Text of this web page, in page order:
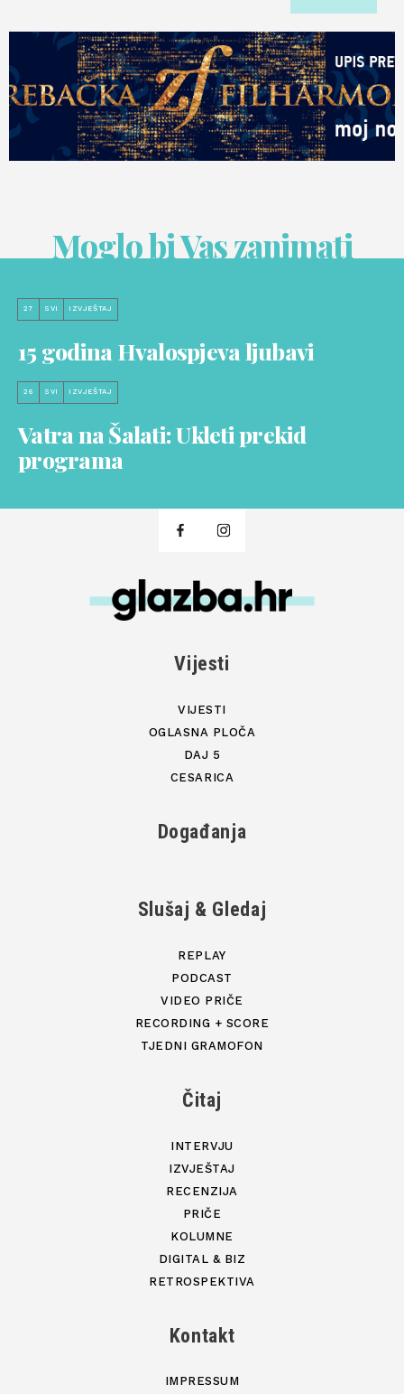
Moglo bi Vas zanimati
27 SVI IZVJEŠTAJ
15 godina Hvalospjeva ljubavi
26 SVI IZVJEŠTAJ
Vatra na Šalati: Ukleti prekid
programa
Vijesti
VIJESTI
OGLASNA PLOČA
DAJ 5
CESARICA
Događanja
Slušaj & Gledaj
REPLAY
PODCAST
VIDEO PRIČE
RECORDING + SCORE
TJEDNI GRAMOFON
Čitaj
INTERVJU
IZVJEŠTAJ
RECENZIJA
PRIČE
KOLUMNE
DIGITAL & BIZ
RETROSPEKTIVA
Kontakt
IMPRESSUM